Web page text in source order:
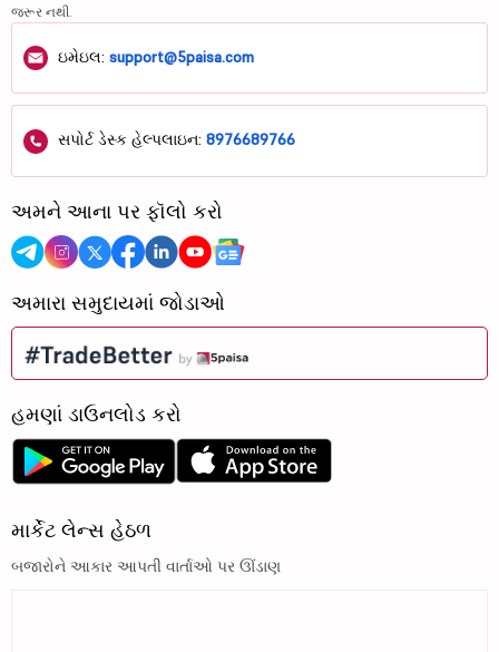
જરૂર નથી.
ઇમેઇલ: support@5paisa.com
સપોર્ટ ડેસ્ક હેલ્પલાઇન: 8976689766
અમને આના પર ફૉલો કરો
અમારા સમુદાયમાં જોડાઓ
હમણાં ડાઉનલોડ કરો
માર્કેટ લેન્સ હેઠળ
બજારોને આકાર આપતી વાર્તાઓ પર ઊંડાણ